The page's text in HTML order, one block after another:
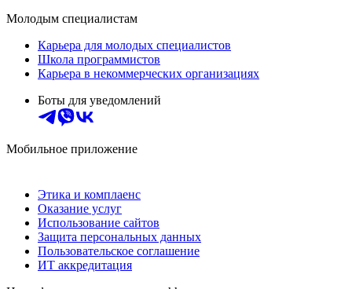
Молодым специалистам
Карьера для молодых специалистов
Школа программистов
Карьера в некоммерческих организациях
Боты для уведомлений
Мобильное приложение
Этика и комплаенс
Оказание услуг
Использование сайтов
Защита персональных данных
Пользовательское соглашение
ИТ аккредитация